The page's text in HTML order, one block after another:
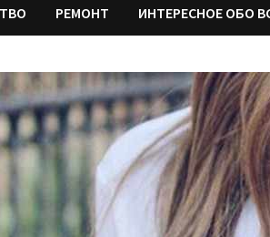
РЕМОНТ ИНТЕРЕСНОЕ ОБО